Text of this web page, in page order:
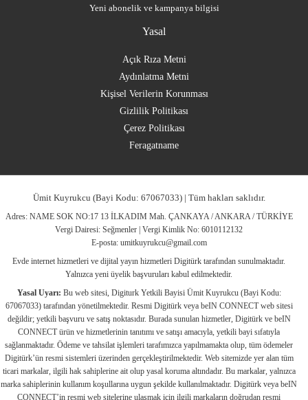
Yeni abonelik ve kampanya bilgisi
Yasal
Açık Rıza Metni
Aydınlatma Metni
Kişisel Verilerin Korunması
Gizlilik Politikası
Çerez Politikası
Feragatname
Ümit Kuyrukcu (Bayi Kodu: 67067033) | Tüm hakları saklıdır.
Adres: NAME SOK NO:17 13 İLKADIM Mah. ÇANKAYA / ANKARA / TÜRKİYE
Vergi Dairesi: Seğmenler | Vergi Kimlik No: 6010112132
E-posta: umitkuyrukcu@gmail.com
Evde internet hizmetleri ve dijital yayın hizmetleri Digitürk tarafından sunulmaktadır.
Yalnızca yeni üyelik başvuruları kabul edilmektedir.
Yasal Uyarı: Bu web sitesi, Digiturk Yetkili Bayisi Ümit Kuyrukcu (Bayi Kodu:
67067033) tarafından yönetilmektedir. Resmi Digitürk veya beIN CONNECT web sitesi
değildir; yetkili başvuru ve satış noktasıdır. Burada sunulan hizmetler, Digitürk ve beIN
CONNECT ürün ve hizmetlerinin tanıtımı ve satışı amacıyla, yetkili bayi sıfatıyla
sağlanmaktadır. Ödeme ve tahsilat işlemleri tarafımızca yapılmamakta olup, tüm ödemeler
Digitürk’ün resmi sistemleri üzerinden gerçekleştirilmektedir. Web sitemizde yer alan tüm
ticari markalar, ilgili hak sahiplerine ait olup yasal koruma altındadır. Bu markalar, yalnızca
marka sahiplerinin kullanım koşullarına uygun şekilde kullanılmaktadır. Digitürk veya beIN
CONNECT’in resmi web sitelerine ulaşmak için ilgili markaların doğrudan resmi